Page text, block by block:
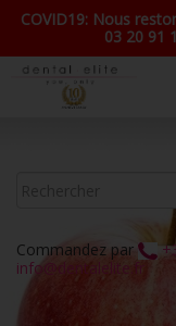
COVID19: Nous
03 20 91
Commandez par
info@dentalelite.fr